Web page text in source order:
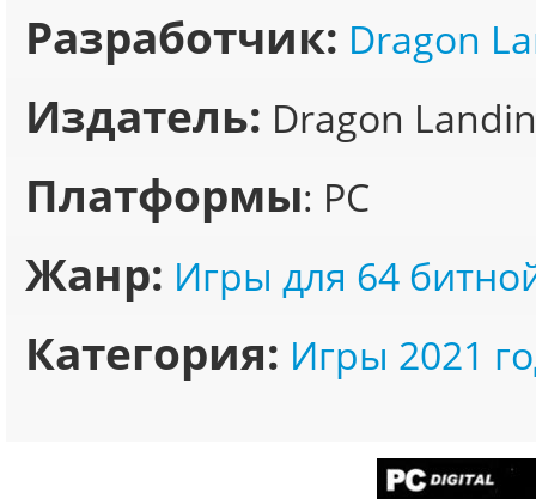
Разработчик: Dragon
Издатель: Dragon
Платформы: PC
Жанр: Игры для 64
Категория: Игры 2021